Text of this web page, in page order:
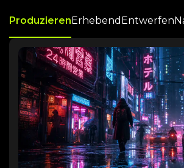
ProduzierenErhebend Entwerfen